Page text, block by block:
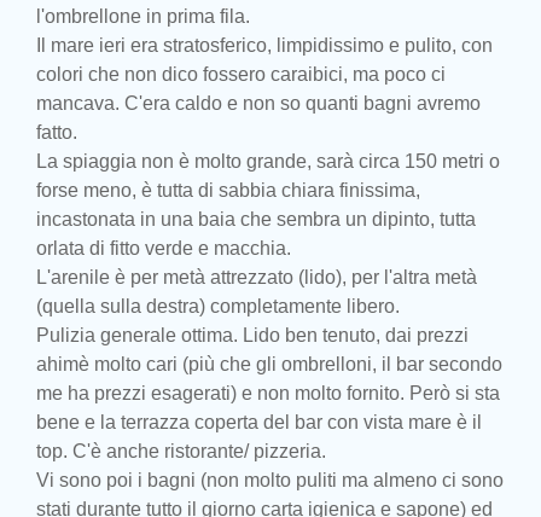
l'ombrellone in prima fila.
Il mare ieri era stratosferico, limpidissimo e pulito, con
colori che non dico fossero caraibici, ma poco ci
mancava. C'era caldo e non so quanti bagni avremo
fatto.
La spiaggia non è molto grande, sarà circa 150 metri o
forse meno, è tutta di sabbia chiara finissima,
incastonata in una baia che sembra un dipinto, tutta
orlata di fitto verde e macchia.
L'arenile è per metà attrezzato (lido), per l'altra metà
(quella sulla destra) completamente libero.
Pulizia generale ottima. Lido ben tenuto, dai prezzi
ahimè molto cari (più che gli ombrelloni, il bar secondo
me ha prezzi esagerati) e non molto fornito. Però si sta
bene e la terrazza coperta del bar con vista mare è il
top. C'è anche ristorante/ pizzeria.
Vi sono poi i bagni (non molto puliti ma almeno ci sono
stati durante tutto il giorno carta igienica e sapone) ed